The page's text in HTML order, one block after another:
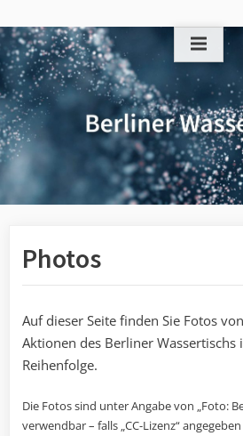
to
content
Photos
Auf dieser Seite finden Sie Fotos
Aktionen des Berliner
Reihenfolge.
Die Fotos sind unter Angabe von „Foto:
verwendbar – falls „CC-Lizenz“